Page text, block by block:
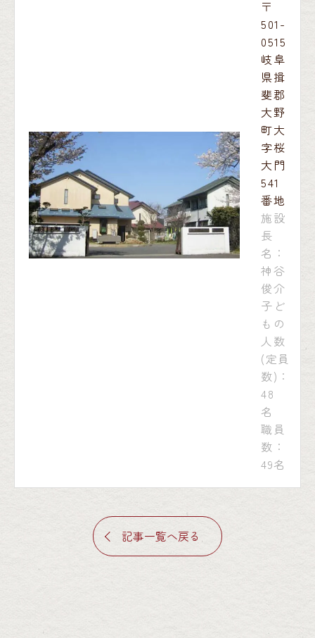
〒
501-
0515
岐阜
県揖
斐郡
大野
町大
字桜
大門
541
番地
施設
長
名：
神谷
俊介
子ど
もの
人数
(定員
数)：
48
名
職員
数：
49名
記事一覧へ戻る